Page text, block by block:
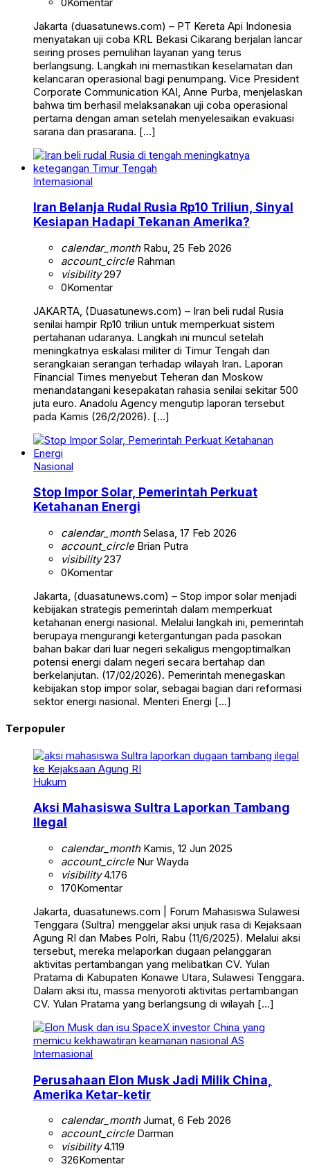
Jakarta (duasatunews.com) – PT Kereta Api Indonesia
menyatakan uji coba KRL Bekasi Cikarang berjalan lancar
seiring proses pemulihan layanan yang terus
berlangsung. Langkah ini memastikan keselamatan dan
kelancaran operasional bagi penumpang. Vice President
Corporate Communication KAI, Anne Purba, menjelaskan
bahwa tim berhasil melaksanakan uji coba operasional
pertama dengan aman setelah menyelesaikan evakuasi
sarana dan prasarana. […]
Internasional
Iran Belanja Rudal Rusia Rp10 Triliun, Sinyal
Kesiapan Hadapi Tekanan Amerika?
calendar_monthRabu, 25 Feb 2026
account_circleRahman
visibility297
0Komentar
JAKARTA, (Duasatunews.com) – Iran beli rudal Rusia
senilai hampir Rp10 triliun untuk memperkuat sistem
pertahanan udaranya. Langkah ini muncul setelah
meningkatnya eskalasi militer di Timur Tengah dan
serangkaian serangan terhadap wilayah Iran. Laporan
Financial Times menyebut Teheran dan Moskow
menandatangani kesepakatan rahasia senilai sekitar 500
juta euro. Anadolu Agency mengutip laporan tersebut
pada Kamis (26/2/2026). […]
Nasional
Stop Impor Solar, Pemerintah Perkuat
Ketahanan Energi
calendar_monthSelasa, 17 Feb 2026
account_circleBrian Putra
visibility237
0Komentar
Jakarta, (duasatunews.com) – Stop impor solar menjadi
kebijakan strategis pemerintah dalam memperkuat
ketahanan energi nasional. Melalui langkah ini, pemerintah
berupaya mengurangi ketergantungan pada pasokan
bahan bakar dari luar negeri sekaligus mengoptimalkan
potensi energi dalam negeri secara bertahap dan
berkelanjutan. (17/02/2026). Pemerintah menegaskan
kebijakan stop impor solar, sebagai bagian dari reformasi
sektor energi nasional. Menteri Energi […]
Terpopuler
Hukum
Aksi Mahasiswa Sultra Laporkan Tambang
Ilegal
calendar_monthKamis, 12 Jun 2025
account_circleNur Wayda
visibility4.176
170Komentar
Jakarta, duasatunews.com | Forum Mahasiswa Sulawesi
Tenggara (Sultra) menggelar aksi unjuk rasa di Kejaksaan
Agung RI dan Mabes Polri, Rabu (11/6/2025). Melalui aksi
tersebut, mereka melaporkan dugaan pelanggaran
aktivitas pertambangan yang melibatkan CV. Yulan
Pratama di Kabupaten Konawe Utara, Sulawesi Tenggara.
Dalam aksi itu, massa menyoroti aktivitas pertambangan
CV. Yulan Pratama yang berlangsung di wilayah […]
Internasional
Perusahaan Elon Musk Jadi Milik China,
Amerika Ketar-ketir
calendar_monthJumat, 6 Feb 2026
account_circleDarman
visibility4.119
326Komentar